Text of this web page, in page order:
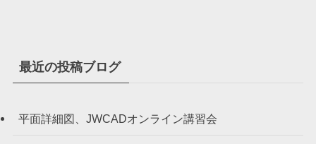
最近の投稿ブログ
平面詳細図、JWCADオンライン講習会